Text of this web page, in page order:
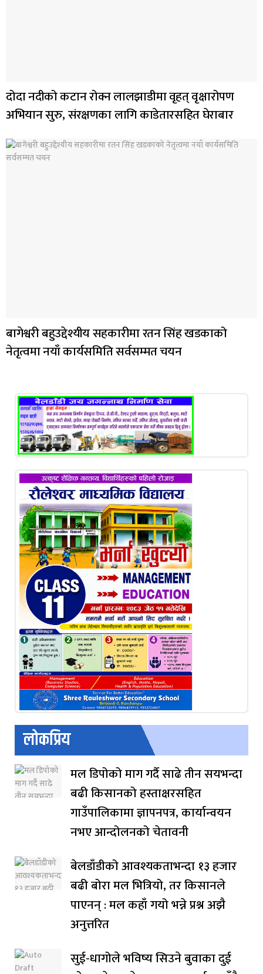
दोदा नदीको कटान रोक्न लालझाडीमा वृहत् वृक्षारोपण
अभियान सुरु, संरक्षणका लागि काडेतारसहित घेराबार
बागेश्वरी बहुउद्देश्यीय सहकारीमा रतन सिंह खडकाको
नेतृत्वमा नयाँ कार्यसमिति सर्वसम्मत चयन
लोकप्रिय
मल डिपोको माग गर्दै साढे तीन सयभन्दा
बढी किसानको हस्ताक्षरसहित
गाउँपालिकामा ज्ञापनपत्र, कार्यान्वयन
नभए आन्दोलनको चेतावनी
बेलडाँडीको आवश्यकताभन्दा १३ हजार
बढी बोरा मल भित्रियो, तर किसानले
पाएनन् : मल कहाँ गयो भन्ने प्रश्न अझै
अनुत्तरित
सुई-धागोले भविष्य सिउने बुवाका दुई